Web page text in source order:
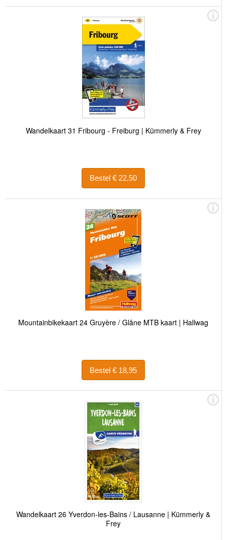
Wandelkaart 31 Fribourg - Freiburg | Kümmerly & Frey
Bestel € 22,50
Mountainbikekaart 24 Gruyère / Glâne MTB kaart | Hallwag
Bestel € 18,95
Wandelkaart 26 Yverdon-les-Bains / Lausanne | Kümmerly &
Frey